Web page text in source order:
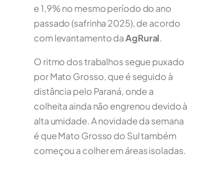
e 1,9% no mesmo período do ano
passado (safrinha 2025), de acordo
com levantamento daAgRural.
O ritmo dos trabalhos segue puxado
por Mato Grosso, que é seguido à
distância pelo Paraná, onde a
colheita ainda não engrenou devido à
alta umidade. A novidade da semana
é que Mato Grosso do Sul também
começou a colher em áreas isoladas.